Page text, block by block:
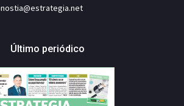
Último periódico